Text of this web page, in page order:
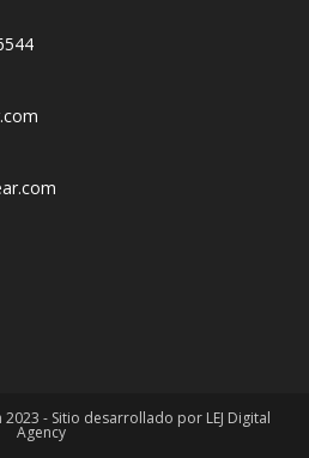
- Sitio desarrollado por LEJ Digital
Agency